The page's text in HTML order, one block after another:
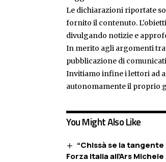
Le dichiarazioni riportate
fornito il contenuto.
divulgando notizie e
In merito agli argomenti
pubblicazione di
Invitiamo infine i lettori ad
autonomamente il proprio
You Might Also Like
“Chissà se la
Forza Italia all’Ars